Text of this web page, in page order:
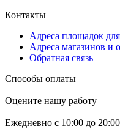
Контакты
Адреса площадок
Адреса магазинов и
Обратная связь
Способы оплаты
Оцените нашу работу
Ежедневно с 10:00 до